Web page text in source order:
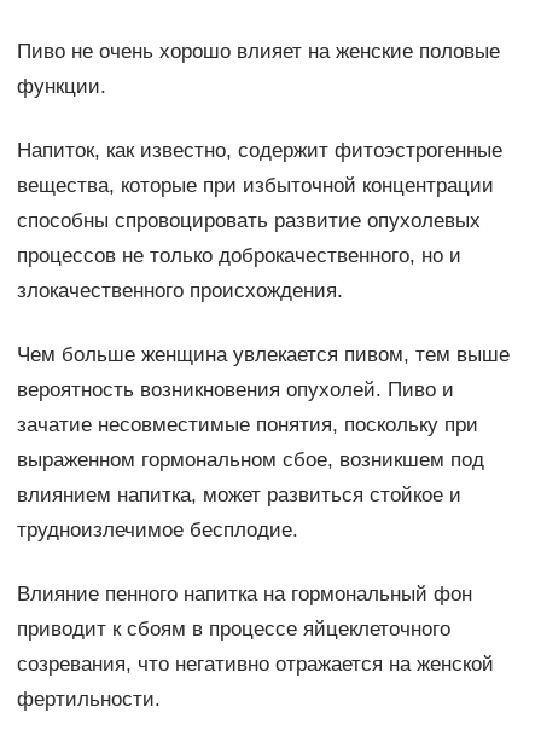
Пиво не очень хорошо влияет на женские половые
функции.
Напиток, как известно, содержит фитоэстрогенные
вещества, которые при избыточной концентрации
способны спровоцировать развитие опухолевых
процессов не только доброкачественного, но и
злокачественного происхождения.
Чем больше женщина увлекается пивом, тем выше
вероятность возникновения опухолей. Пиво и
зачатие несовместимые понятия, поскольку при
выраженном гормональном сбое, возникшем под
влиянием напитка, может развиться стойкое и
трудноизлечимое бесплодие.
Влияние пенного напитка на гормональный фон
приводит к сбоям в процессе яйцеклеточного
созревания, что негативно отражается на женской
фертильности.